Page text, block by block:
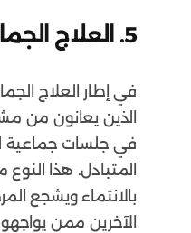
5. العلاج الجماعي:
في إطار العلاج
الذين يعانون من
في جلسات جماعية
المتبادل. هذا
بالانتماء ويشجع
الآخرين ممن